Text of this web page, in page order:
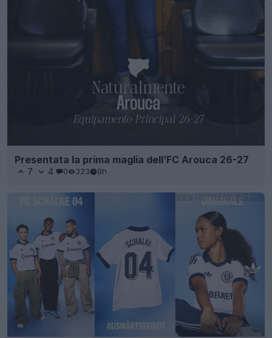
Presentata la prima maglia dell’FC Arouca 26-27
7 4 0 323 9h